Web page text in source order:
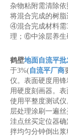
杂物粘附需清除
将混合完成的树
④混合完成材料需
理；⑥中涂层养生
鹤壁地面自流平批
于3%( 自流平厂商
仪。表面硬度用
用硬度刻画器。
使用平整度测试仪
层处理涂刷一遍
洼点丝买定位器
拌均匀分钟倒出浆